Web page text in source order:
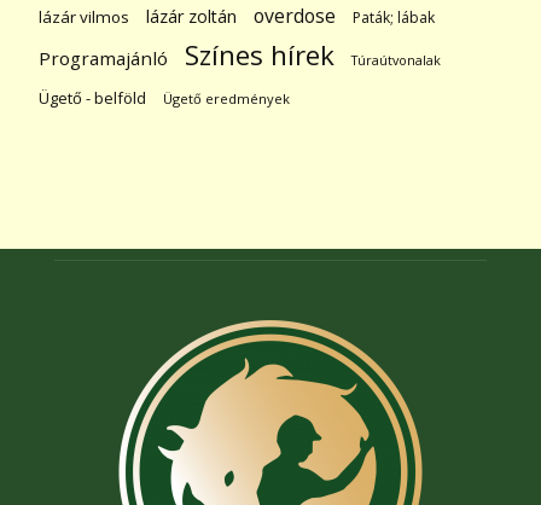
lázár vilmos lázár zoltán overdose Paták; lábak
Programajánló Színes hírek Túraútvonalak
Ügető - belföld Ügető eredmények